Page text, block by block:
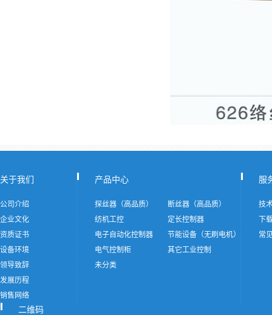
关于我们
公司介绍
企业文化
资质证书
设备环境
领导致辞
发展历程
销售网络
产品中心
探丝器（高品质）
断丝器（高品质）
纺机工控
定长控制器
电子自动化控制器
节能设备（无刷电机）
电气控制柜
其它工业控制
未分类
服
技
下
常
二维码